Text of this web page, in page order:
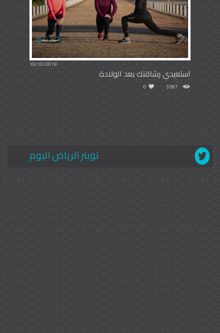
10/10/2019
استعيدي رشاقتك بعد الولادة
3287
0
تويتر الرياض اليوم